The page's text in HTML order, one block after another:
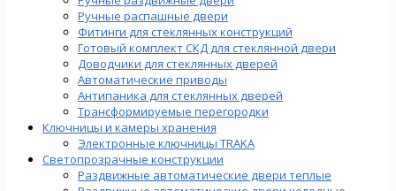
Ручные распашные двери
Фитинги для стеклянных конструкций
Готовый комплект СКД для стеклянной двери
Доводчики для стеклянных дверей
Автоматические приводы
Антипаника для стеклянных дверей
Трансформируемые перегородки
Ключницы и камеры хранения
Электронные ключницы TRAKA
Светопрозрачные конструкции
Раздвижные автоматические двери теплые